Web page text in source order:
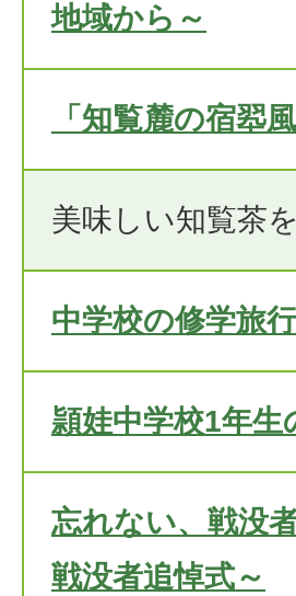
地域から～
「知覧麓の宿翆
美味しい知覧茶
中学校の修学旅
頴娃中学校1年生
忘れない、戦没
戦没者追悼式～